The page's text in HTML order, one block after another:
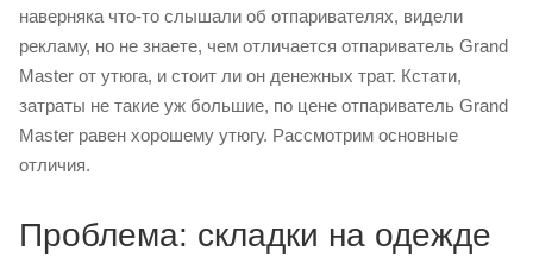
наверняка что-то слышали об отпаривателях, видели
рекламу, но не знаете, чем отличается отпариватель Grand
Master от утюга, и стоит ли он денежных трат. Кстати,
затраты не такие уж большие, по цене отпариватель Grand
Master равен хорошему утюгу. Рассмотрим основные
отличия.
Проблема: складки на одежде